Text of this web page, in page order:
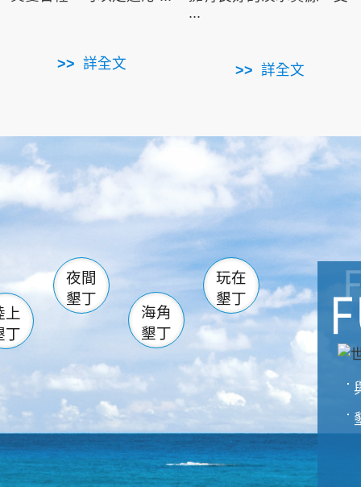
詳全文
...
詳全文
南仁湖
滿州 佳樂水
森林遊樂區
墾管處遊客中心
社頂公園 風吹沙
船帆石 龍磐公園
香蕉灣 龍坑
鵝鑾鼻
上
丁
夜間
墾丁
海角
墾丁
玩在
墾丁